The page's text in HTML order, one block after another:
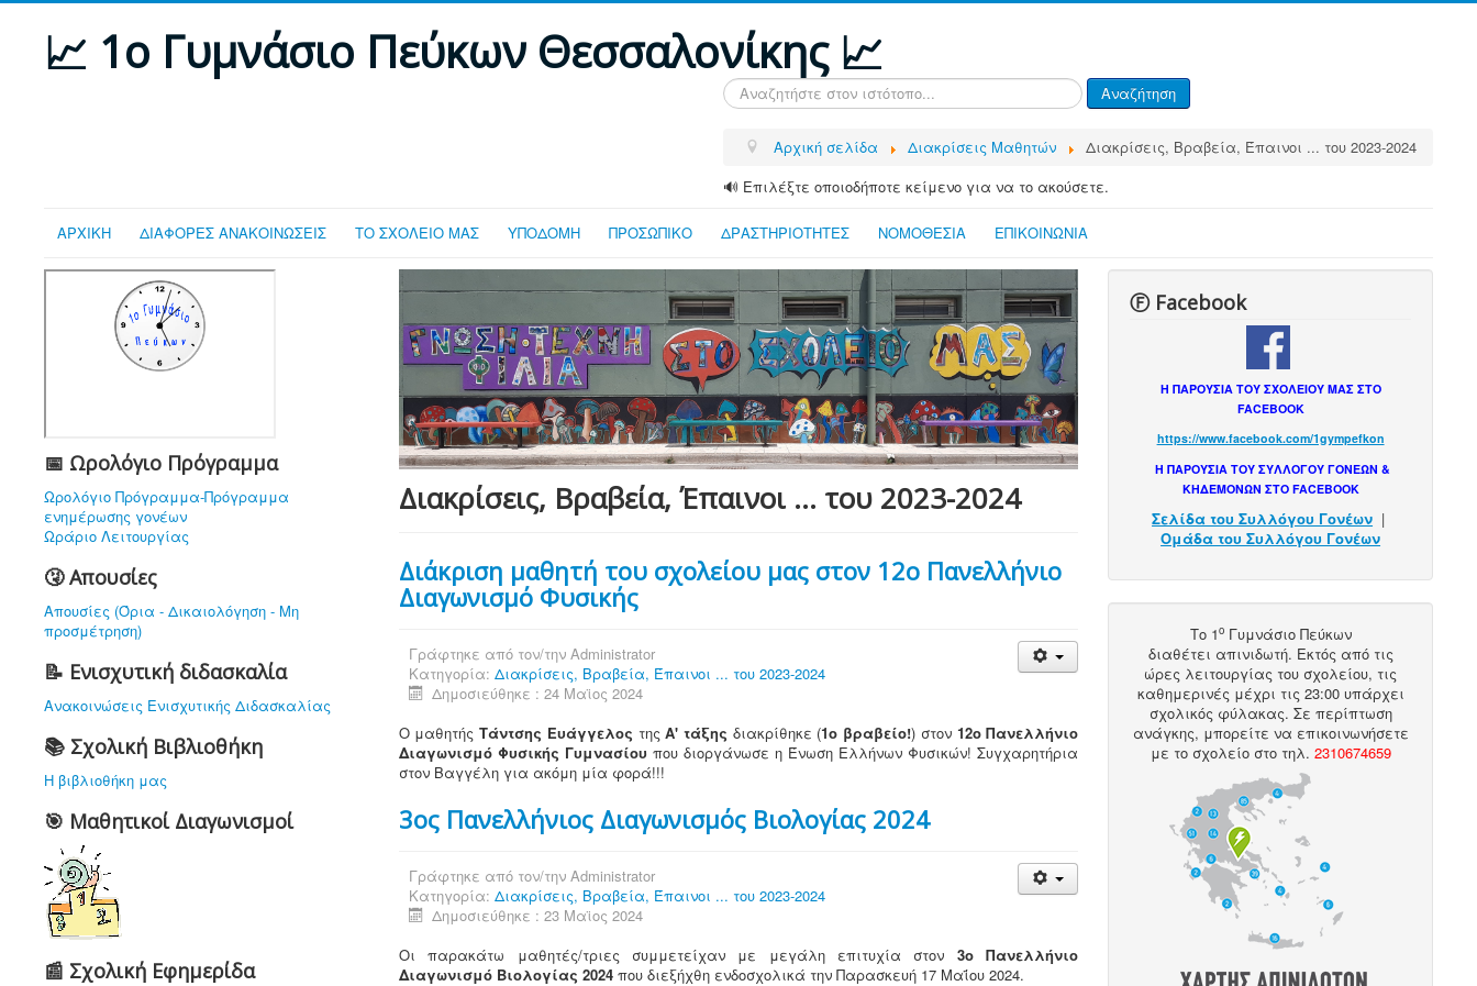
📈 1ο Γυμνάσιο Πεύκων Θεσσαλονίκης 📈
Αναζήτηση... Αναζήτηση
Αρχική σελίδα Διακρίσεις Μαθητών
Διακρίσεις, Βραβεία, Έπαινοι ... του 2023-2024
🔊 Επιλέξτε οποιοδήποτε κείμενο για να το ακούσετε.
ΑΡΧΙΚΗ ΔΙΑΦΟΡΕΣ ΑΝΑΚΟΙΝΩΣΕΙΣ ΤΟ ΣΧΟΛΕΙΟ ΜΑΣ ΥΠΟΔΟΜΗ ΠΡΟΣΩΠΙΚΟ ΔΡΑΣΤΗΡΙΟΤΗΤΕΣ ΝΟΜΟΘΕΣΙΑ ΕΠΙΚΟΙΝΩΝΙΑ
📅 Ωρολόγιο Πρόγραμμα
Ωρολόγιο Πρόγραμμα-Πρόγραμμα
ενημέρωσης γονέων
Ωράριο Λειτουργίας
🤧 Απουσίες
Απουσίες (Όρια - Δικαιολόγηση - Μη
προσμέτρηση)
📝 Ενισχυτική διδασκαλία
Ανακοινώσεις Ενισχυτικής Διδασκαλίας
📚 Σχολική Βιβλιοθήκη
Η βιβλιοθήκη μας
🎯 Μαθητικοί Διαγωνισμοί
📰 Σχολική Εφημερίδα
Διακρίσεις, Βραβεία, Έπαινοι ... του 2023-2024
Διάκριση μαθητή του σχολείου μας στον 12ο Πανελλήνιο
Διαγωνισμό Φυσικής
Γράφτηκε από τον/την Administrator
Κατηγορία: Διακρίσεις, Βραβεία, Έπαινοι ... του 2023-2024
Δημοσιεύθηκε : 24 Μαϊος 2024
Ο μαθητής Τάντσης Ευάγγελος τηςΑ' τάξης διακρίθηκε (1ο βραβείο!) στον 12ο Πανελλήνιο
Διαγωνισμό Φυσικής Γυμνασίουπου διοργάνωσε η Ένωση Ελλήνων Φυσικών! Συγχαρητήρια
στον Βαγγέλη για ακόμη μία φορά!!!
3ος Πανελλήνιος Διαγωνισμός Βιολογίας 2024
Γράφτηκε από τον/την Administrator
Κατηγορία: Διακρίσεις, Βραβεία, Έπαινοι ... του 2023-2024
Δημοσιεύθηκε : 23 Μαϊος 2024
Οι παρακάτω μαθητές/τριες συμμετείχαν με μεγάλη επιτυχία στον 3ο Πανελλήνιο
Διαγωνισμό Βιολογίας 2024που διεξήχθη ενδοσχολικά την Παρασκευή 17 Μαΐου 2024.
Ⓕ Facebook
Η ΠΑΡΟΥΣΙΑ ΤΟΥ ΣΧΟΛΕΙΟΥ ΜΑΣ ΣΤΟ
FACEBOOK
https://www.facebook.com/1gympefkon
Η ΠΑΡΟΥΣΙΑ ΤΟΥ ΣΥΛΛΟΓΟΥ ΓΟΝΕΩΝ &
ΚΗΔΕΜΟΝΩΝ ΣΤΟ FACEBOOK
Σελίδα του Συλλόγου Γονέων |
Ομάδα του Συλλόγου Γονέων
Το 1οΓυμνάσιο Πεύκων
διαθέτει απινιδωτή. Εκτός από τις
ώρες λειτουργίας του σχολείου, τις
καθημερινές μέχρι τις 23:00 υπάρχει
σχολικός φύλακας. Σε περίπτωση
ανάγκης, μπορείτε να επικοινωνήσετε
με το σχολείο στο τηλ. 2310674659